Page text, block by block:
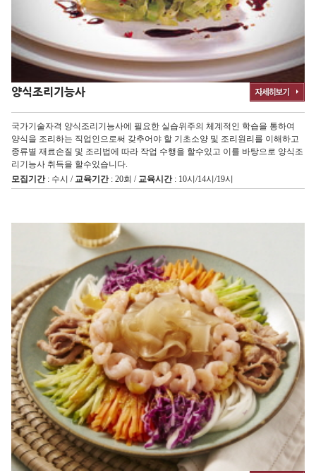
양식조리기능사
국가기술자격 양식조리기능사에 필요한 실습위주의 체계적인 학습을 통하여
양식을 조리하는 직업인으로써 갖추어야 할 기초소양 및 조리원리를 이해하고
종류별 재료손질 및 조리법에 따라 작업 수행을 할수있고 이를 바탕으로 양식조
리기능사 취득을 할수있습니다.
모집기간: 수시 / 교육기간: 20회 / 교육시간: 10시/14시/19시